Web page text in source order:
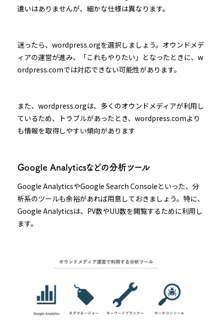
違いはありませんが、細かな仕様は異なります。
迷ったら、wordpress.orgを選択しましょう。オウンドメデ
ィアの運営が進み、「これもやりたい」となったときに、w
ordpress.comでは対応できない可能性があります。
また、wordpress.orgは、多くのオウンドメディアが利用し
ているため、トラブルがあったとき、wordpress.comより
も情報を取得しやすい傾向があります
Google Analyticsなどの分析ツール
Google AnalyticsやGoogle Search Consoleといった、分
析系のツールも余裕があれば用意しておきましょう。特に、
Google Analyticsは、PV数やUU数を閲覧するために利用し
ます。